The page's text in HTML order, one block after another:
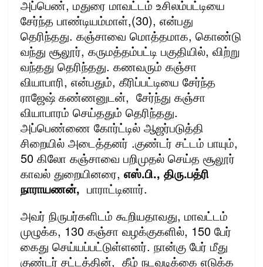
அப்பெண், மதுரை மாவட்டம் உசிலம்பட்டியை
சேர்ந்த பாண்டியம்மாள்,(30), என்பது
தெரிந்தது. கஞ்சாவை மொத்தமாக, கொண்டு
வந்து சூலூர், கருமத்தம்பட்டி பகுதியில், விற்று
வந்தது தெரிந்தது. கணவரும் கஞ்சா
வியாபாரி, என்பதும், கீரிப்பட்டியை சேர்ந்த
ராஜேஷ் கண்ணனுடன், சேர்ந்து கஞ்சா
வியாபாரம் செய்ததும் தெரிந்தது.
அப்பெண்ணை கோர்ட்டில் ஆஜர்படுத்தி
சிறையில் அடைத்தனர் .குண்டர் சட்டம் பாயும்,
50 கிலோ கஞ்சாவை பறிமுதல் செய்த சூலூர்
காவல் துறையினரை, எஸ்.பி., திரு.பத்ரி
நாராயணன், பாராட்டினார்.
அவர் நிருபர்களிடம் கூறியதாவது, மாவட்டம்
முழுக்க, 130 கஞ்சா வழக்குகளில், 150 பேர்
கைது செய்யப்பட்டுள்ளனர். நான்கு பேர் மீது
குண்டர் சட்டத்தின், கீழ் நடவடிக்கை எடுக்க